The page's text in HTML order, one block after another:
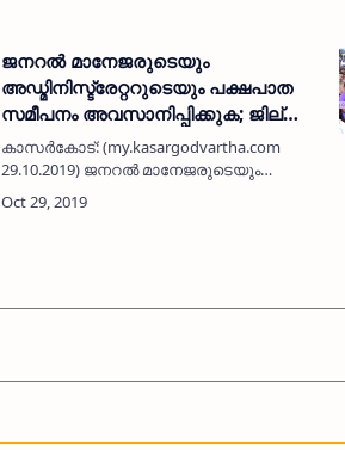
ജനറല്‍ മാനേജരുടെയും
അഡ്മിനിസ്ട്രേറ്ററുടെയും പക്ഷപാത
സമീപനം അവസാനിപ്പിക്കുക; ജില്ലാ
സഹകരണ ബാങ്ക് ജീവനക്കാര്‍ ധര്‍ണ
നടത്തി
കാസര്‍കോട്: (my.kasargodvartha.com
29.10.2019) ജനറല്‍ മാനേജരുടെയും
അഡ്മിനിസ്ട്രേറ്ററുടെയും പക്ഷപാത
സമീപനം